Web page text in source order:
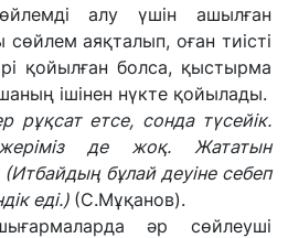
алу үшін ашылған
аяқталып, оған тиісті
қойылған болса, қыстырма
ішінен нүкте қойылады.
рұқсат етсе, сонда түсейік.
де жоқ. Жататын
бұлай деуіне себеп
еді.) (С.Мұқанов).
әр сөйлеуші